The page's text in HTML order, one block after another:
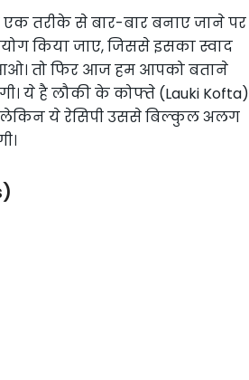
एक तरीके से बार-बार बनाए जाने पर
किया जाए, जिससे इसका स्वाद
तो फिर आज हम आपको बताने
ये है लौकी के कोफ्ते (Lauki Kofta)
लेकिन ये रेसिपी उससे बिल्कुल अलग